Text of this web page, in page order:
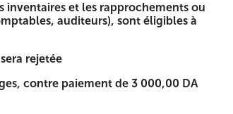
inventaires et les rapprochements ou
auditeurs), sont éligibles à
rejetée
contre paiement de 3 000,00 DA